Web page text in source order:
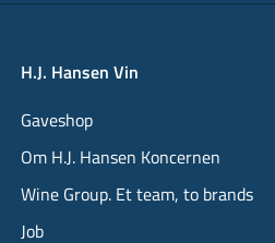
H.J. Hansen Vin
Gaveshop
Om H.J. Hansen Koncernen
Wine Group. Et team, to brands
Job